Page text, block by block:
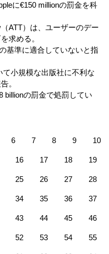
に€150 millionの罰金を科
ATT）は、ユーザーのデー
求める。
基準に適合していないと指
小規模な出版社に不利な
。
billionの罰金で処罰してい
6 7 8 9 10
16 17 18 19
25 26 27 28
34 35 36 37
43 44 45 46
52 53 54 55